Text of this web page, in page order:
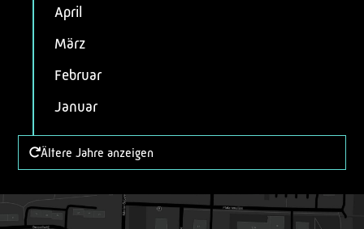
April
März
Februar
Januar
Ältere Jahre anzeigen